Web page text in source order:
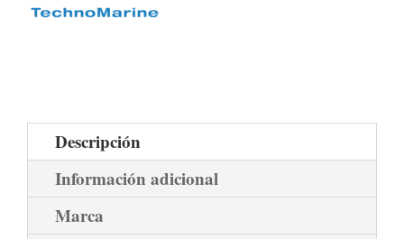
Descripción
Información adicional
Marca